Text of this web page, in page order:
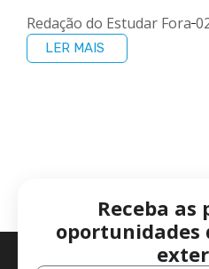
Redação do Estudar Fora
LER MAIS
Receba
oportunidades